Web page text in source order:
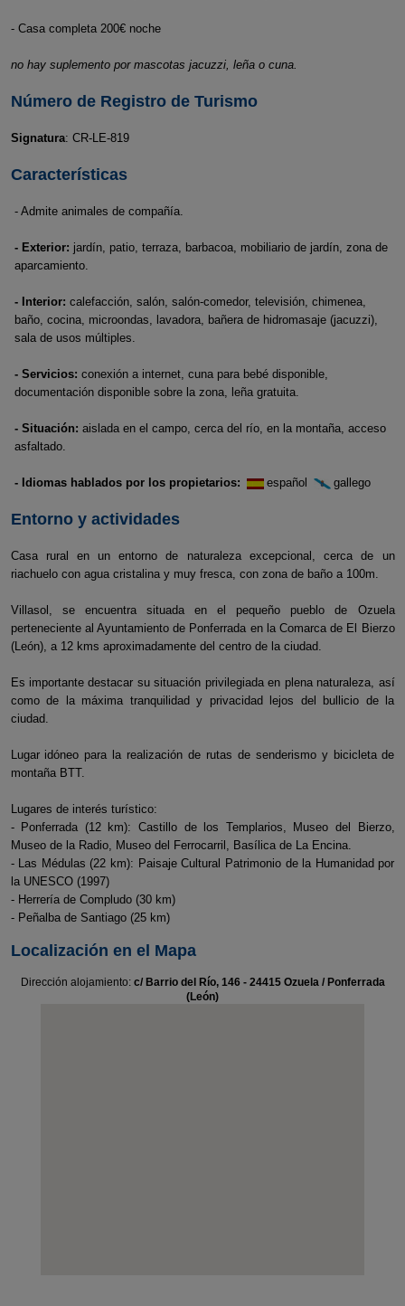
- Casa completa 200€ noche
no hay suplemento por mascotas jacuzzi, leña o cuna.
Número de Registro de Turismo
Signatura: CR-LE-819
Características
- Admite animales de compañía.
- Exterior: jardín, patio, terraza, barbacoa, mobiliario de jardín, zona de
aparcamiento.
- Interior: calefacción, salón, salón-comedor, televisión, chimenea,
baño, cocina, microondas, lavadora, bañera de hidromasaje (jacuzzi),
sala de usos múltiples.
- Servicios: conexión a internet, cuna para bebé disponible,
documentación disponible sobre la zona, leña gratuita.
- Situación: aislada en el campo, cerca del río, en la montaña, acceso
asfaltado.
- Idiomas hablados por los propietarios: español gallego
Entorno y actividades
Casa rural en un entorno de naturaleza excepcional, cerca de un
riachuelo con agua cristalina y muy fresca, con zona de baño a 100m.
Villasol, se encuentra situada en el pequeño pueblo de Ozuela
perteneciente al Ayuntamiento de Ponferrada en la Comarca de El Bierzo
(León), a 12 kms aproximadamente del centro de la ciudad.
Es importante destacar su situación privilegiada en plena naturaleza, así
como de la máxima tranquilidad y privacidad lejos del bullicio de la
ciudad.
Lugar idóneo para la realización de rutas de senderismo y bicicleta de
montaña BTT.
Lugares de interés turístico:
- Ponferrada (12 km): Castillo de los Templarios, Museo del Bierzo,
Museo de la Radio, Museo del Ferrocarril, Basílica de La Encina.
- Las Médulas (22 km): Paisaje Cultural Patrimonio de la Humanidad por
la UNESCO (1997)
- Herrería de Compludo (30 km)
- Peñalba de Santiago (25 km)
Localización en el Mapa
Dirección alojamiento: c/ Barrio del Río, 146 - 24415 Ozuela / Ponferrada
(León)